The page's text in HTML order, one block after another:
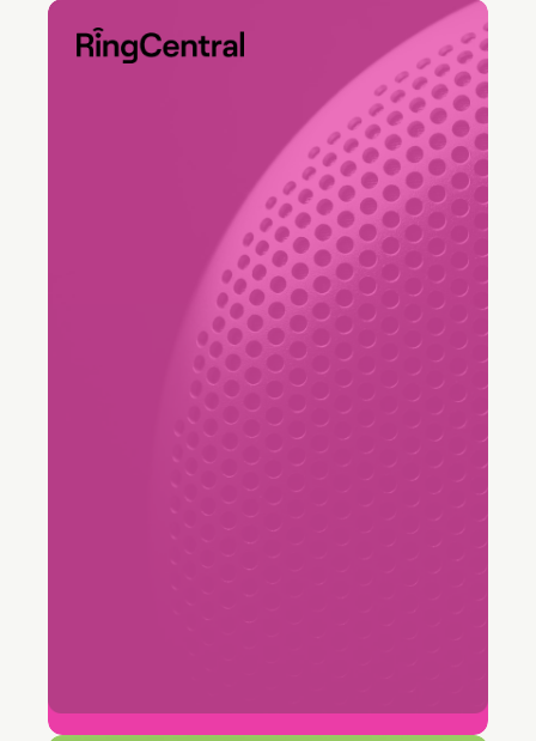
"We hebben goede feedback
gekregen van verschillende
afdelingen. Naast de afdelingen
die deelnamen aan de lancering,
benaderen Marketing en Sales
ons nu ook voor unieke
workflows, waardoor we de
rapportage en interne training
met Freshservice kunnen
verbeteren. Hierdoor kunnen we
buiten de vaste kaders denken...."
Fred Chin
AVP van IT Infrastructure & End User Services,
RingCentral, Company Ringcentral Logo